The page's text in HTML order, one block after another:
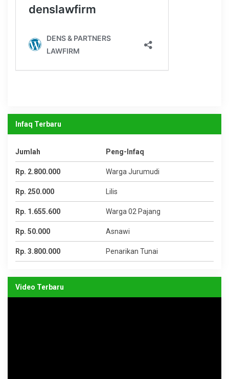
Infaq Terbaru
Jumlah Peng-Infaq
Rp. 2.800.000 Warga Jurumudi
Rp. 250.000 Lilis
Rp. 1.655.600 Warga 02 Pajang
Rp. 50.000 Asnawi
Rp. 3.800.000 Penarikan Tunai
Video Terbaru